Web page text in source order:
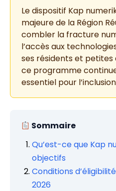
Le dispositif Kap
majeure de la Région
combler la fracture
l’accès aux
ses résidents et petites
ce programme
essentiel pour
Sommaire
Qu’est-ce que Kap
objectifs
Conditions
2026